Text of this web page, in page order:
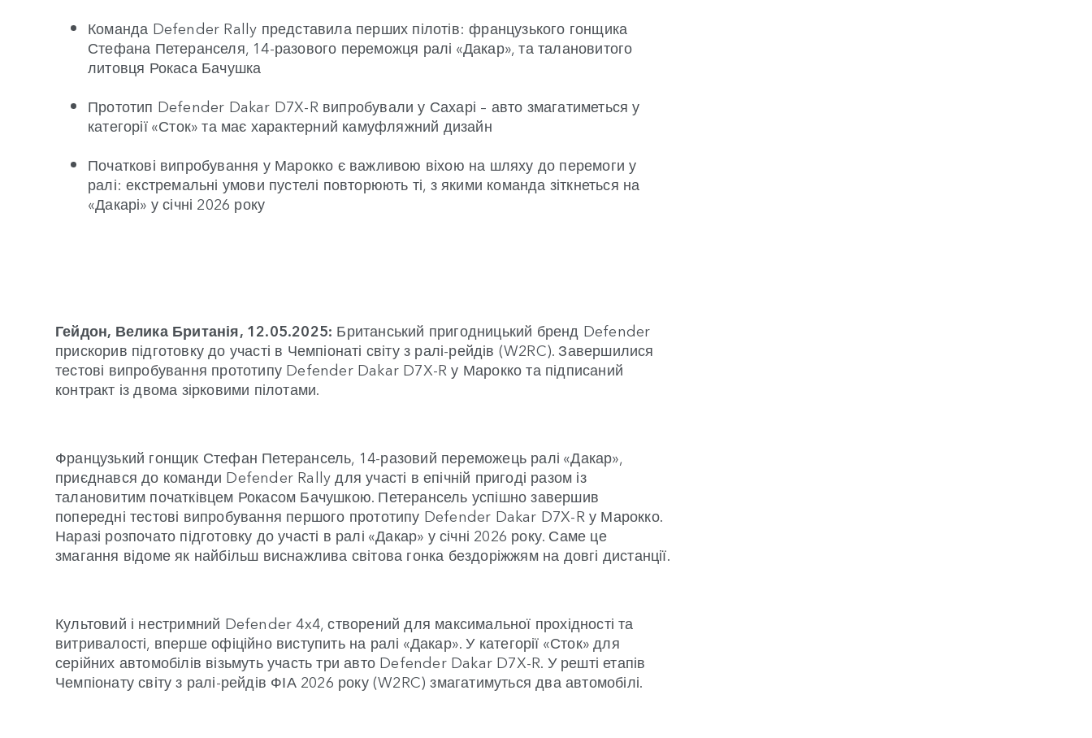
Команда Defender Rally представила перших пілотів: французького гонщика
Стефана Петеранселя, 14-разового переможця ралі «Дакар», та талановитого
литовця Рокаса Бачушка
Прототип Defender Dakar D7X-R випробували у Сахарі – авто змагатиметься у
категорії «Сток» та має характерний камуфляжний дизайн
Початкові випробування у Марокко є важливою віхою на шляху до перемоги у
ралі: екстремальні умови пустелі повторюють ті, з якими команда зіткнеться на
«Дакарі» у січні 2026 року
Гейдон, Велика Британія, 12.05.2025: Британський пригодницький бренд Defender
прискорив підготовку до участі в Чемпіонаті світу з ралі-рейдів (W2RC). Завершилися
тестові випробування прототипу Defender Dakar D7X-R у Марокко та підписаний
контракт із двома зірковими пілотами.
Французький гонщик Стефан Петерансель, 14-разовий переможець ралі «Дакар»,
приєднався до команди Defender Rally для участі в епічній пригоді разом із
талановитим початківцем Рокасом Бачушкою. Петерансель успішно завершив
попередні тестові випробування першого прототипу Defender Dakar D7X-R у Марокко.
Наразі розпочато підготовку до участі в ралі «Дакар» у січні 2026 року. Саме це
змагання відоме як найбільш виснажлива світова гонка бездоріжжям на довгі дистанції.
Культовий і нестримний Defender 4x4, створений для максимальної прохідності та
витривалості, вперше офіційно виступить на ралі «Дакар». У категорії «Сток» для
серійних автомобілів візьмуть участь три авто Defender Dakar D7X-R. У решті етапів
Чемпіонату світу з ралі-рейдів ФІА 2026 року (W2RC) змагатимуться два автомобілі.